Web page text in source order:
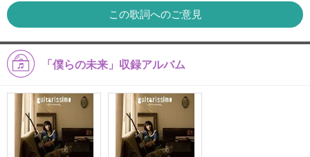
この歌詞へのご意見
「僕らの未来」収録アルバム